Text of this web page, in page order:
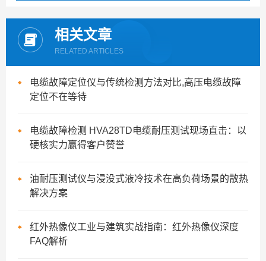
相关文章
RELATED ARTICLES
电缆故障定位仪与传统检测方法对比,高压电缆故障
定位不在等待
电缆故障检测 HVA28TD电缆耐压测试现场直击：以
硬核实力赢得客户赞誉
油耐压测试仪与浸没式液冷技术在高负荷场景的散热
解决方案
红外热像仪工业与建筑实战指南：红外热像仪深度
FAQ解析